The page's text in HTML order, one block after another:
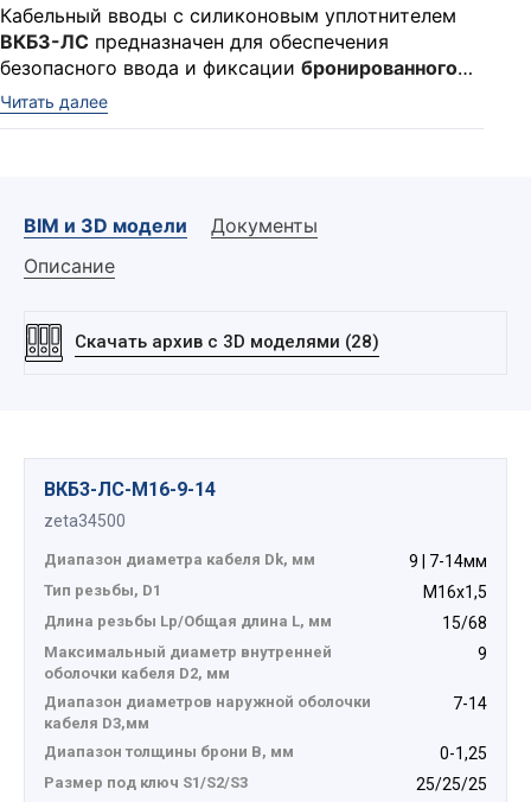
Кабельный вводы с силиконовым уплотнителем
ВКБ3-ЛС предназначен для обеспечения
безопасного ввода и фиксации бронированного
кабеляв корпус электротехнического
устройства. С широким температурным
Ввод выполняет функцию удерживающего
устройства и функцию поддержания заявленной
оборудования с безрезьбовым отверстием
прокладка фторопластовая ПФ (в комплект
Читать далее
BIM и 3D модели
Документы
Описание
Скачать архив с 3D моделями (28)
ВКБ3-ЛС-M16-9-14
zeta34500
Диапазон диаметра кабеля Dk, мм 9 | 7-14мм
Тип резьбы, D1 М16х1,5
Длина резьбы Lp/Общая длина L, мм 15/68
Максимальный диаметр внутренней
оболочки кабеля D2, мм
9
Диапазон диаметров наружной оболочки
кабеля D3,мм
7-14
Диапазон толщины брони В, мм 0-1,25
Размер под ключ S1/S2/S3 25/25/25